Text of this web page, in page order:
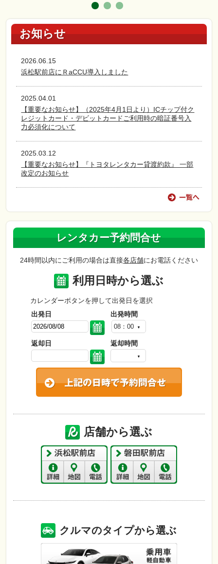
お知らせ
2026.06.15
浜松駅前店にＲaCCU導入しました
2025.04.01
【重要なお知らせ】（2025年4月1日より）ICチップ付ク
レジットカード・デビットカードご利用時の暗証番号入
力必須化について
2025.03.12
【重要なお知らせ】『トヨタレンタカー貸渡約款』 一部
改定のお知らせ
レンタカー予約問合せ
24時間以内にご利用の場合は直接各店舗にお電話ください
利用日時から選ぶ
カレンダーボタンを押して出発日を選択
出発日
出発時間
08：00
返却日 返却時間
店舗から選ぶ
クルマのタイプから選ぶ